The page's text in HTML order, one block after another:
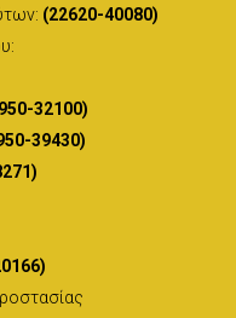
(22620-40080)
32100)
39430)